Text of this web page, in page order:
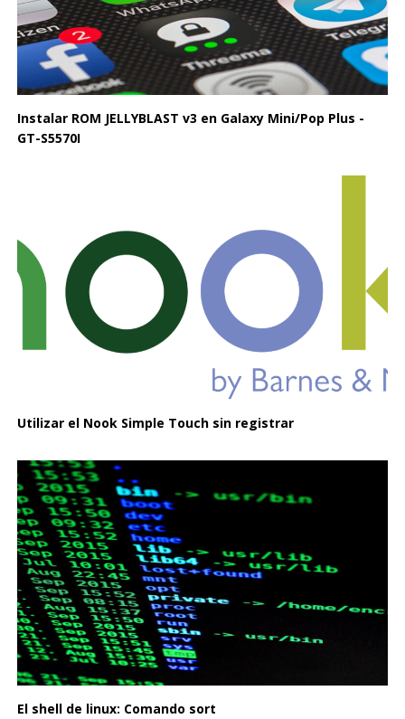
Instalar ROM JELLYBLAST v3 en Galaxy Mini/Pop Plus -
GT-S5570I
Utilizar el Nook Simple Touch sin registrar
El shell de linux: Comando sort